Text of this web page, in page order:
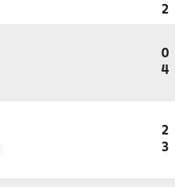
2
0
4
2
3